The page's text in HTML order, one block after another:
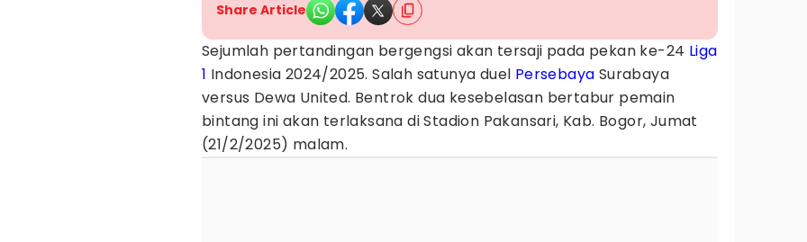
Share Article
Sejumlah pertandingan bergengsi akan tersaji pada pekan ke-24 Liga
1 Indonesia 2024/2025. Salah satunya duel Persebaya Surabaya
versus Dewa United. Bentrok dua kesebelasan bertabur pemain
bintang ini akan terlaksana di Stadion Pakansari, Kab. Bogor, Jumat
(21/2/2025) malam.